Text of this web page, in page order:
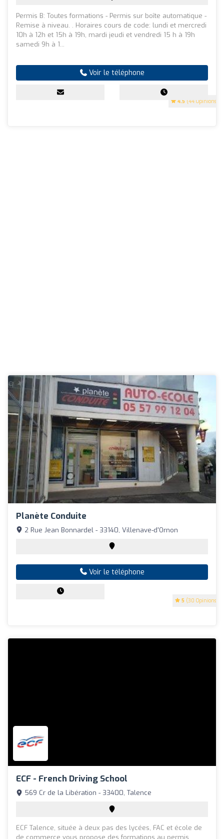
4.5 (44 Opinions)
Permis B: Toutes formations - Permis sur boîte automatique -
Remise à niveau. . Horaires cours de code: lundi et mercredi
10h à 12h et 15h à 19h, mardi jeudi et vendredi 15 h à 19h
samedi 9h à 1...
Voir le téléphone
Planète Conduite
5 (30 Opinions)
2 Rue Jean Bonnardel - 33140, Villenave-d'Ornon
Voir le téléphone
ECF - French Driving School
569 Cr de la Libération - 33400, Talence
ECF Talence, située à deux pas des lycées, FAC et école de